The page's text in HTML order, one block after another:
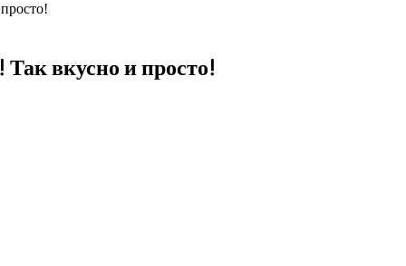
вкусно и просто!